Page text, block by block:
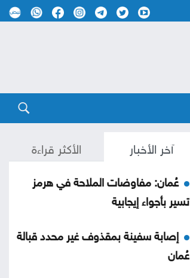
آخر الأخبار الأكثر قراءة
عُمان: مفاوضات الملاحة في هرمز
تسير بأجواء إيجابية
إصابة سفينة بمقذوف غير محدد قبالة
عُمان